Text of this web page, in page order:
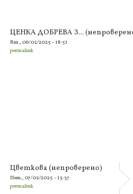
ЦЕНКА ДОБРЕВА З...
Вт., 06/02/2025 - 18:51
permalink
Цветкова (непроверено)
Пет., 07/02/2025 - 15:37
permalink